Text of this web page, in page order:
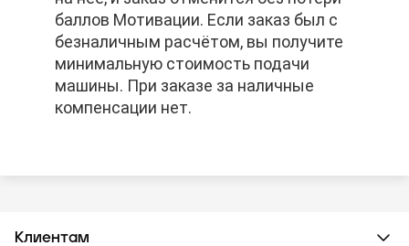
баллов Мотивации. Если заказ был с
безналичным расчётом, вы получите
минимальную стоимость подачи
машины. При заказе за наличные
компенсации нет.
баллов Мотивации. Если заказ был с
безналичным расчётом, вы получите
минимальную стоимость подачи
машины. При заказе за наличные
компенсации нет.
баллов Мотивации. Если заказ был с
безналичным расчётом, вы получите
минимальную стоимость подачи
машины. При заказе за наличные
компенсации нет.
Клиентам